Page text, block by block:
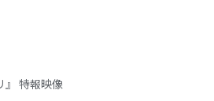
』 特報映像